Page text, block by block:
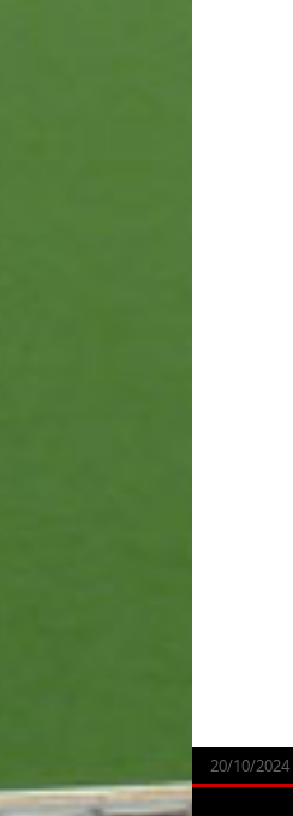
24/09/2025
07/11/2024
20/10/2024
20/10/2024